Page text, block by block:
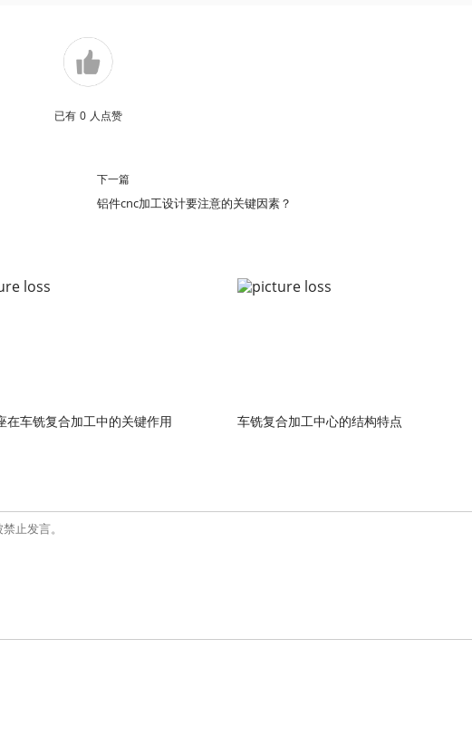
已有 0 人点赞
下一篇
铝件cnc加工设计要注意的关键因素？
在车铣复合加工中的关键作用 车铣复合加工中心的结构特点